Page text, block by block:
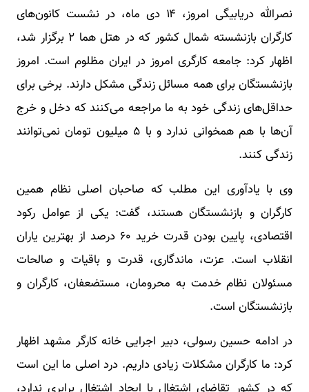
نصرالله دریابیگی امروز، ۱۴ دی ماه، در نشست کانون‌های
کارگران بازنشسته شمال کشور که در هتل هما ۲ برگزار شد،
اظهار کرد: جامعه کارگری امروز در ایران مظلوم است. امروز
بازنشستگان برای همه مسائل زندگی مشکل دارند. برخی برای
حداقل‌های زندگی خود به ما مراجعه می‌کنند که دخل و خرج
آن‌ها با هم همخوانی ندارد و با ۵ میلیون تومان نمی‌توانند
زندگی کنند.
وی با یادآوری این مطلب که صاحبان اصلی نظام همین
کارگران و بازنشستگان هستند، گفت: یکی از عوامل رکود
اقتصادی، پایین بودن قدرت خرید ۶۰ درصد از بهترین یاران
انقلاب است. عزت، ماندگاری، قدرت و باقیات و صالحات
مسئولان نظام خدمت به محرومان، مستضعفان، کارگران و
بازنشستگان است.
در ادامه حسین رسولی، دبیر اجرایی خانه کارگر مشهد اظهار
کرد: ما کارگران مشکلات زیادی داریم. درد اصلی ما این است